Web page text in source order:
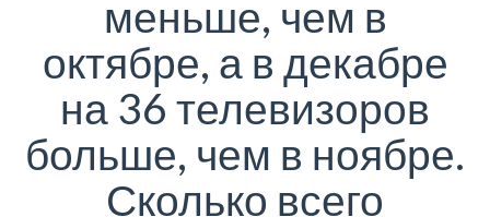
меньше, чем в
октябре, а в декабре
на 36 телевизоров
больше, чем в ноябре.
Сколько всего